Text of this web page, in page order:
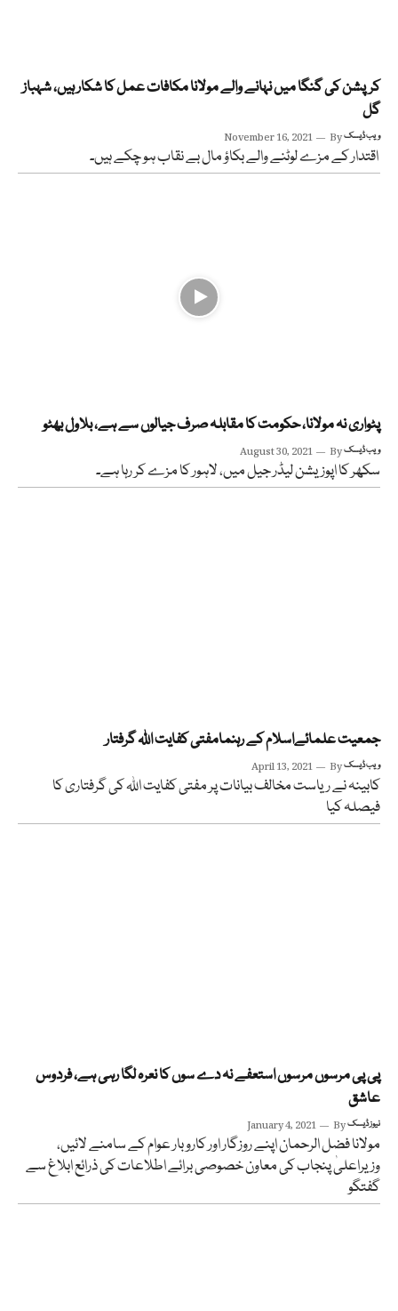
کرپشن کی گنگا میں نہانے والے مولانا مکافات عمل کا شکار ہیں، شہباز
گل
November 16, 2021 Byویب ڈیسک
اقتدار کے مزے لوٹنے والے بکاؤ مال بے نقاب ہو چکے ہیں۔
پٹواری نہ مولانا، حکومت کا مقابلہ صرف جیالوں سے ہے، بلاول بھٹو
August 30, 2021 Byویب ڈیسک
سکھر کا اپوزیشن لیڈر جیل میں، لاہور کا مزے کر رہا ہے۔
جمعیت علمائےاسلام کے رہنمامفتی کفایت اللہ گرفتار
April 13, 2021 Byویب ڈیسک
کابینہ نے ریاست مخالف بیانات پر مفتی کفایت اللہ کی گرفتاری کا
فیصلہ کیا
پی پی مرسوں مرسوں استعفے نہ دے سوں کا نعرہ لگا رہی ہے، فردوس
عاشق
January 4, 2021 Byنیوز ڈیسک
مولانا فضل الرحمان اپنے روزگار اور کاروبار عوام کے سامنے لائیں،
وزیراعلیٰ پنجاب کی معاون خصوصی برائے اطلاعات کی ذرائع ابلاغ سے
گفتگو